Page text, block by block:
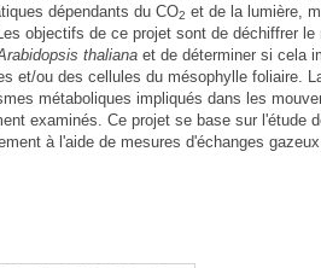
dépendants du CO2 et de la lumière,
objectifs de ce projet sont de déchiffrer le
thalianaet de déterminer si cela
et/ou des cellules du mésophylle foliaire.
métaboliques impliqués dans les
examinés. Ce projet se base sur l'étude
à l'aide de mesures d'échanges